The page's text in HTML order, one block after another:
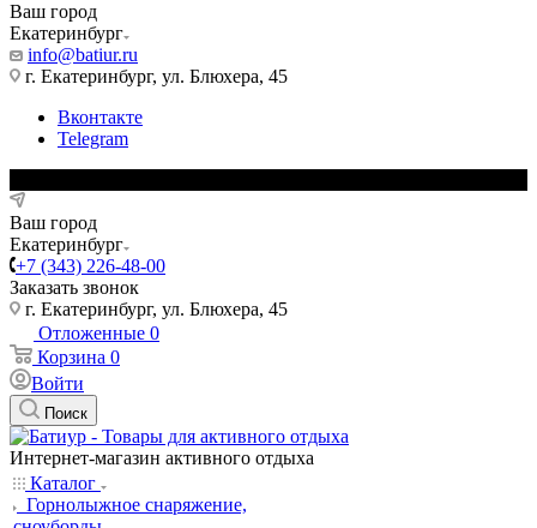
Ваш город
Екатеринбург
info@batiur.ru
г. Екатеринбург, ул. Блюхера, 45
Вконтакте
Telegram
Ваш город
Екатеринбург
+7 (343) 226-48-00
Заказать звонок
г. Екатеринбург, ул. Блюхера, 45
Отложенные 0
Корзина 0
Войти
Поиск
Интернет-магазин активного отдыха
Каталог
Горнолыжное снаряжение,